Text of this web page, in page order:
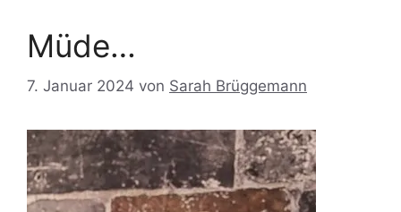
Müde…
7. Januar 2024 von Sarah Brüggemann